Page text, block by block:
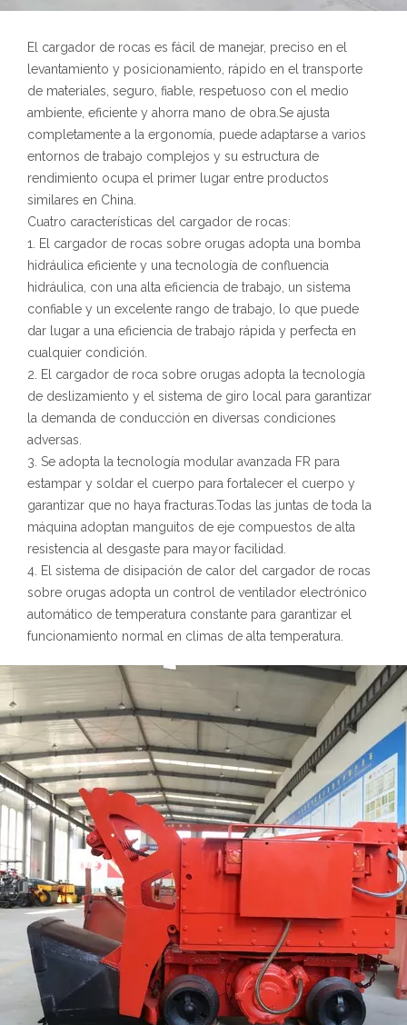
El cargador de rocas es fácil de manejar, preciso en el
levantamiento y posicionamiento, rápido en el transporte
de materiales, seguro, fiable, respetuoso con el medio
ambiente, eficiente y ahorra mano de obra.Se ajusta
completamente a la ergonomía, puede adaptarse a varios
entornos de trabajo complejos y su estructura de
rendimiento ocupa el primer lugar entre productos
similares en China.
Cuatro características del cargador de rocas:
1. El cargador de rocas sobre orugas adopta una bomba
hidráulica eficiente y una tecnología de confluencia
hidráulica, con una alta eficiencia de trabajo, un sistema
confiable y un excelente rango de trabajo, lo que puede
dar lugar a una eficiencia de trabajo rápida y perfecta en
cualquier condición.
2. El cargador de roca sobre orugas adopta la tecnología
de deslizamiento y el sistema de giro local para garantizar
la demanda de conducción en diversas condiciones
adversas.
3. Se adopta la tecnología modular avanzada FR para
estampar y soldar el cuerpo para fortalecer el cuerpo y
garantizar que no haya fracturas.Todas las juntas de toda la
máquina adoptan manguitos de eje compuestos de alta
resistencia al desgaste para mayor facilidad.
4. El sistema de disipación de calor del cargador de rocas
sobre orugas adopta un control de ventilador electrónico
automático de temperatura constante para garantizar el
funcionamiento normal en climas de alta temperatura.